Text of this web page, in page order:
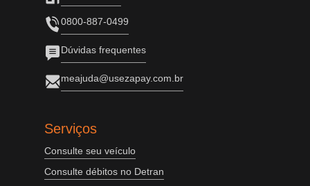
0800-887-0499
Dúvidas frequentes
meajuda@usezapay.com.br
Serviços
Consulte seu veículo
Consulte débitos no Detran